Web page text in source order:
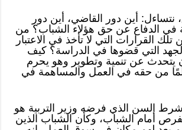
نتساءل: أين دور القاضي، أين دور
في الدفاع عن حق هؤلاء الشباب؟ من
القرارات التي لا تأخذ في الاعتبار
التي قضوها في الدراسة؟ كيف
يتحدث عن تنمية وتطوير وهو يحرم
من حقه في العمل والمساهمة في
السن الذي فرضه وزير التربية هو
أمام الشباب، وكأن الشباب الذين